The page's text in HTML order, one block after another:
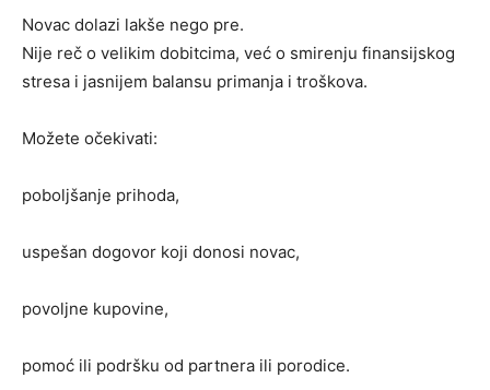
Novac dolazi lakše nego pre.
Nije reč o velikim dobitcima, već o smirenju finansijskog
stresa i jasnijem balansu primanja i troškova.
Možete očekivati:
poboljšanje prihoda,
uspešan dogovor koji donosi novac,
povoljne kupovine,
pomoć ili podršku od partnera ili porodice.